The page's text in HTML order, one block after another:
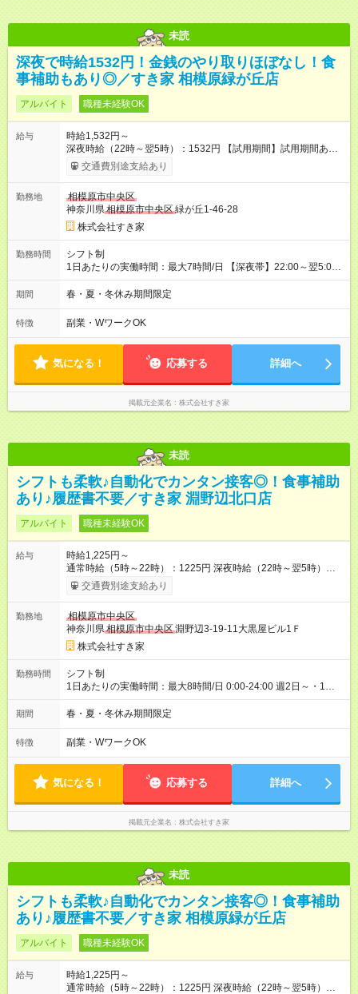
未読
深夜で時給1532円！金銭のやり取りほぼなし！食
事補助もあり◎／すき家 相模原緑が丘店
アルバイト 職種未経験OK
給与
時給1,532円～
深夜時給（22時～翌5時）：1532円 【試用期間】試用期間あり
試用期間の長さ：1ヶ月 雇用形態、給与は本採用時と同じです。
試用期間の実態は30日（※条件変更なし）ですが、切り上げで
同時給）
交通費別途支給あり
勤務地
相模原市中央区
神奈川県相模原市中央区緑が丘1-46-28
株式会社すき家
勤務時間
シフト制
1日あたりの実働時間：最大7時間/日 【深夜帯】22:00～翌5:00
週2日～・1日2h～OK◎ ※22:00から翌5:00までは18歳以上の方
のみ勤務可能です（18歳未満の深夜業務禁止のため） ★深夜で
す。 必ず、2名以上での勤務を行いますので、安心して働けま
す。
期間 春・夏・冬休み期間限定
特徴 副業・WワークOK
気になる！ 応募する 詳細へ
掲載元企業名 株式会社すき家
未読
シフトも柔軟♪自動化でカンタン接客◎！食事補助
あり♪履歴書不要／すき家 淵野辺北口店
アルバイト 職種未経験OK
給与
時給1,225円～
通常時給（5時～22時）：1225円 深夜時給（22時～翌5時）：
1600円 高校生時給：1225円 【特別手当】早朝手当（5：00-9：
00）時給+150円 【試用期間】試用期間あり 試用期間の長さ：1
30日（※条件変更なし）ですが、切り上げで一ヶ月とさせてい
ただきます。 研修制度あり：15時間(研修中も同時給）
交通費別途支給あり
勤務地
相模原市中央区
神奈川県相模原市中央区淵野辺3-19-11大黒屋ビル1Ｆ
株式会社すき家
勤務時間
シフト制
1日あたりの実働時間：最大8時間/日 0:00-24:00 週2日～・1日
2h～OK ＜シフト例＞ 〇朝帯 5:00-9:00 〇昼帯 9:00-14:00 〇午
後帯 14:00-18:00 〇夜帯 18:00-22:00 〇深夜帯 22:00-翌5:00 基
ます♪
期間 春・夏・冬休み期間限定
特徴 副業・WワークOK
気になる！ 応募する 詳細へ
掲載元企業名 株式会社すき家
未読
シフトも柔軟♪自動化でカンタン接客◎！食事補助
あり♪履歴書不要／すき家 相模原緑が丘店
アルバイト 職種未経験OK
給与
時給1,225円～
通常時給（5時～22時）：1225円 深夜時給（22時～翌5時）：